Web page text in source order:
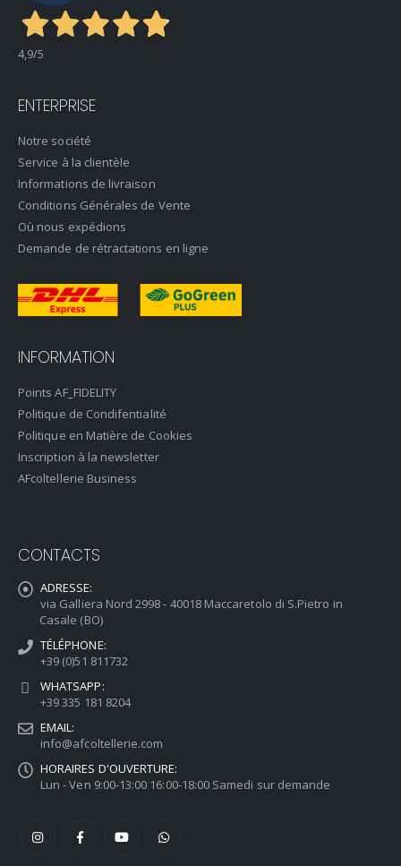
4,9/5
ENTERPRISE
Notre société
Service à la clientèle
Informations de livraison
Conditions Générales de Vente
Où nous expédions
Demande de rétractations en ligne
INFORMATION
Points AF_FIDELITY
Politique de Condifentialité
Politique en Matière de Cookies
Inscription à la newsletter
AFcoltellerie Business
CONTACTS
ADRESSE:
via Galliera Nord 2998 - 40018 Maccaretolo di S.Pietro in
Casale (BO)
TÉLÉPHONE:
+39 (0)51 811732
WHATSAPP:
+39 335 181 8204
EMAIL:
info@afcoltellerie.com
HORAIRES D'OUVERTURE:
Lun - Ven 9:00-13:00 16:00-18:00 Samedi sur demande